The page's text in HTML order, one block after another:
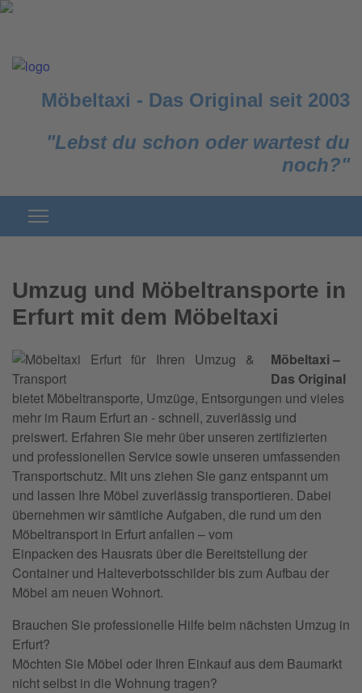
Möbeltaxi - Das Original seit 2003
"Lebst du schon oder wartest du
noch?"
Umzug und Möbeltransporte in
Erfurt mit dem Möbeltaxi
Möbeltaxi –
Das Original
bietet Möbeltransporte, Umzüge, Entsorgungen und vieles
mehr im Raum Erfurt an - schnell, zuverlässig und
preiswert. Erfahren Sie mehr über unseren zertifizierten
und professionellen Service sowie unseren umfassenden
Transportschutz. Mit uns ziehen Sie ganz entspannt um
und lassen Ihre Möbel zuverlässig transportieren. Dabei
übernehmen wir sämtliche Aufgaben, die rund um den
Möbeltransport in Erfurt anfallen – vom
Einpacken des Hausrats über die Bereitstellung der
Container und Halteverbotsschilder bis zum Aufbau der
Möbel am neuen Wohnort.
Brauchen Sie professionelle Hilfe beim nächsten Umzug in
Erfurt?
Möchten Sie Möbel oder Ihren Einkauf aus dem Baumarkt
nicht selbst in die Wohnung tragen?